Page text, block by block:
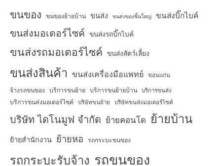
ขนของ ขนของย้ายบ้าน ขนส่ง ขนส่งของชิ้นใหญ่ ขนส่งบิ๊กไบค์
ขนส่งมอเตอร์ไซค์ ขนส่งรถบิ๊กไบค์
ขนส่งรถมอเตอร์ไซค์ ขนส่งสัตว์เลี้ยง
ขนส่งสินค้า ขนส่งเครื่องมือแพทย์ ขอนแก่น
จ้างรถขนของ บริการขนย้าย บริการขนย้ายบ้าน บริการขนส่ง
บริการขนส่งมอเตอร์ไซค์ บริษัทขนย้าย บริษัทขนส่งมอเตอร์ไซค์
บริษัท ไดโนมูฟ จำกัด ย้ายคอนโด ย้ายบ้าน
ย้ายสำนักงาน ย้ายหอ รถกระบะขนของ
รถกระบะรับจ้าง รถขนของ